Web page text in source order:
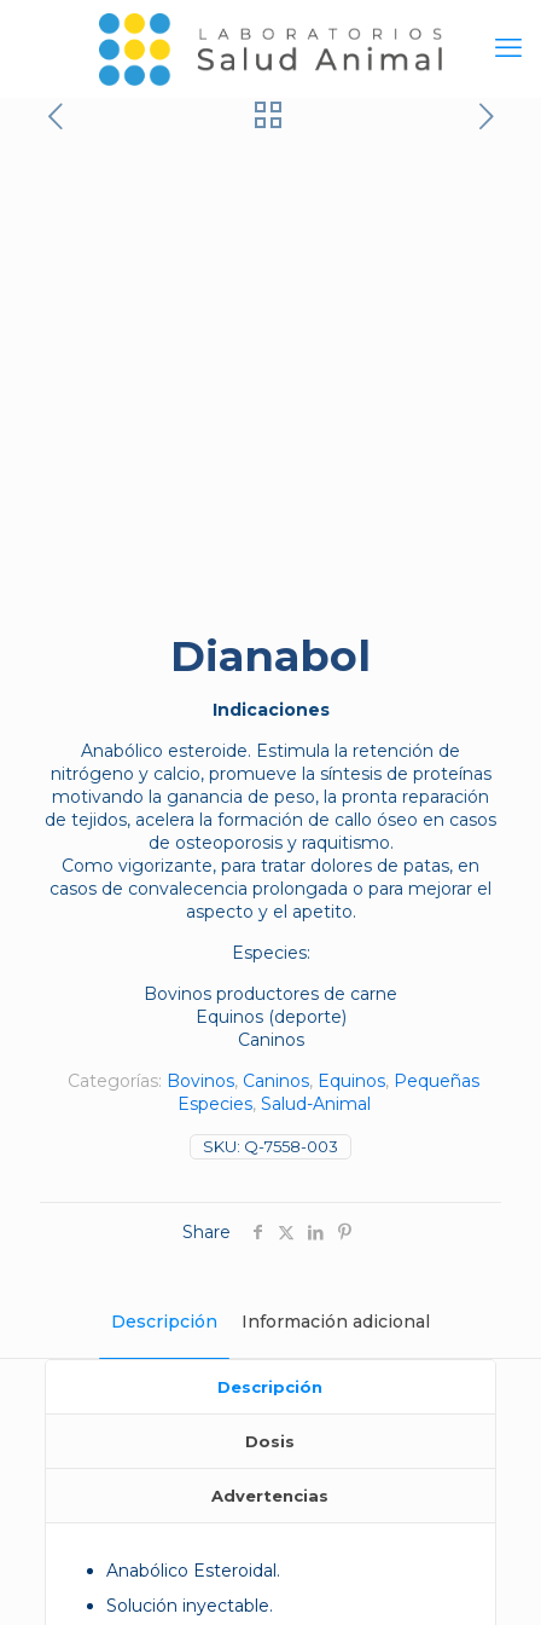
Dianabol
Indicaciones
Anabólico esteroide. Estimula la retención de
nitrógeno y calcio, promueve la síntesis de proteínas
motivando la ganancia de peso, la pronta reparación
de tejidos, acelera la formación de callo óseo en casos
de osteoporosis y raquitismo.
Como vigorizante, para tratar dolores de patas, en
casos de convalecencia prolongada o para mejorar el
aspecto y el apetito.
Especies:
Bovinos productores de carne
Equinos (deporte)
Caninos
SKU: Q-7558-003
Categorías: Bovinos, Caninos, Equinos, Pequeñas
Especies, Salud-Animal
Share
Descripción Información adicional
Descripción
Dosis
Advertencias
Anabólico Esteroidal.
Solución inyectable.